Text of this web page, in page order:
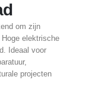
om zijn
elektrische
Ideaal voor
projecten